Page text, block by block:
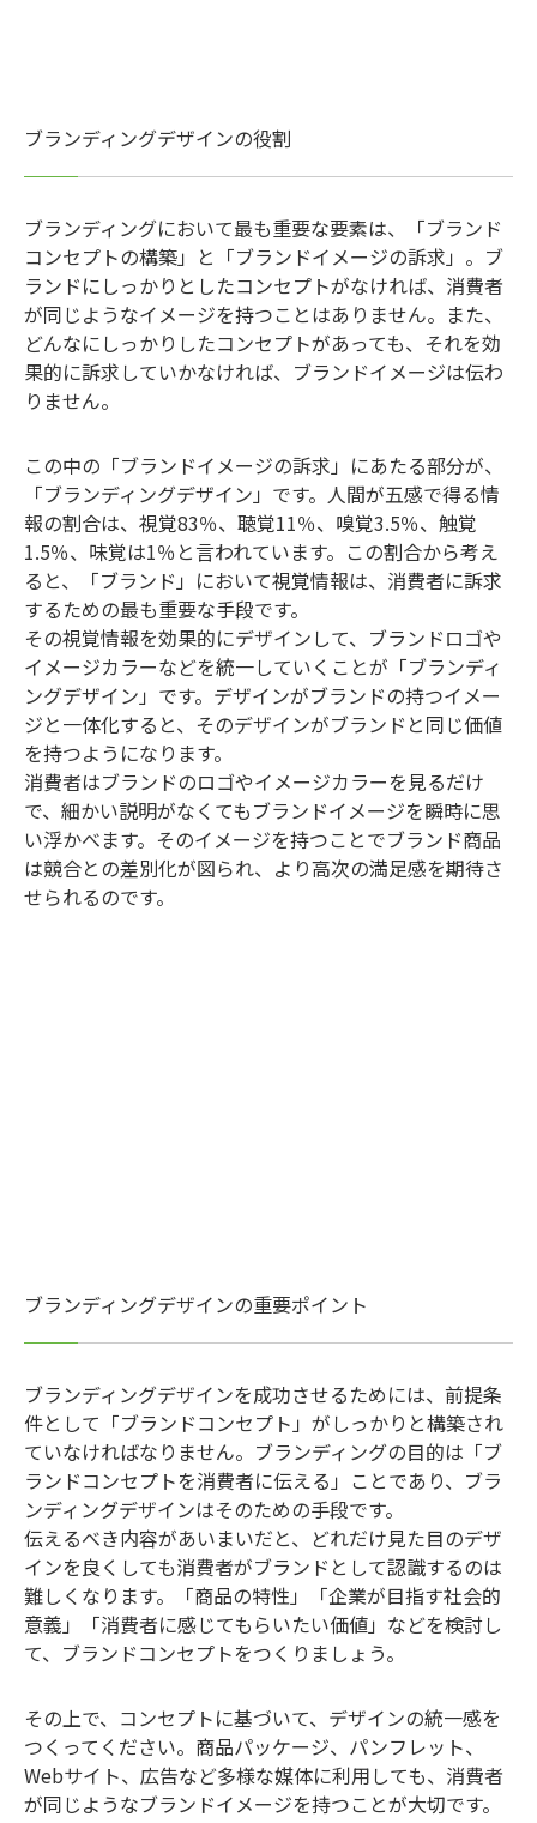
ブランディングデザインの役割
ブランディングにおいて最も重要な要素は、「ブランド
コンセプトの構築」と「ブランドイメージの訴求」。ブ
ランドにしっかりとしたコンセプトがなければ、消費者
が同じようなイメージを持つことはありません。また、
どんなにしっかりしたコンセプトがあっても、それを効
果的に訴求していかなければ、ブランドイメージは伝わ
りません。
この中の「ブランドイメージの訴求」にあたる部分が、
「ブランディングデザイン」です。人間が五感で得る情
報の割合は、視覚83％、聴覚11％、嗅覚3.5％、触覚
1.5％、味覚は1％と言われています。この割合から考え
ると、「ブランド」において視覚情報は、消費者に訴求
するための最も重要な手段です。
その視覚情報を効果的にデザインして、ブランドロゴや
イメージカラーなどを統一していくことが「ブランディ
ングデザイン」です。デザインがブランドの持つイメー
ジと一体化すると、そのデザインがブランドと同じ価値
を持つようになります。
消費者はブランドのロゴやイメージカラーを見るだけ
で、細かい説明がなくてもブランドイメージを瞬時に思
い浮かべます。そのイメージを持つことでブランド商品
は競合との差別化が図られ、より高次の満足感を期待さ
せられるのです。
ブランディングデザインの重要ポイント
ブランディングデザインを成功させるためには、前提条
件として「ブランドコンセプト」がしっかりと構築され
ていなければなりません。ブランディングの目的は「ブ
ランドコンセプトを消費者に伝える」ことであり、ブラ
ンディングデザインはそのための手段です。
伝えるべき内容があいまいだと、どれだけ見た目のデザ
インを良くしても消費者がブランドとして認識するのは
難しくなります。「商品の特性」「企業が目指す社会的
意義」「消費者に感じてもらいたい価値」などを検討し
て、ブランドコンセプトをつくりましょう。
その上で、コンセプトに基づいて、デザインの統一感を
つくってください。商品パッケージ、パンフレット、
Webサイト、広告など多様な媒体に利用しても、消費者
が同じようなブランドイメージを持つことが大切です。